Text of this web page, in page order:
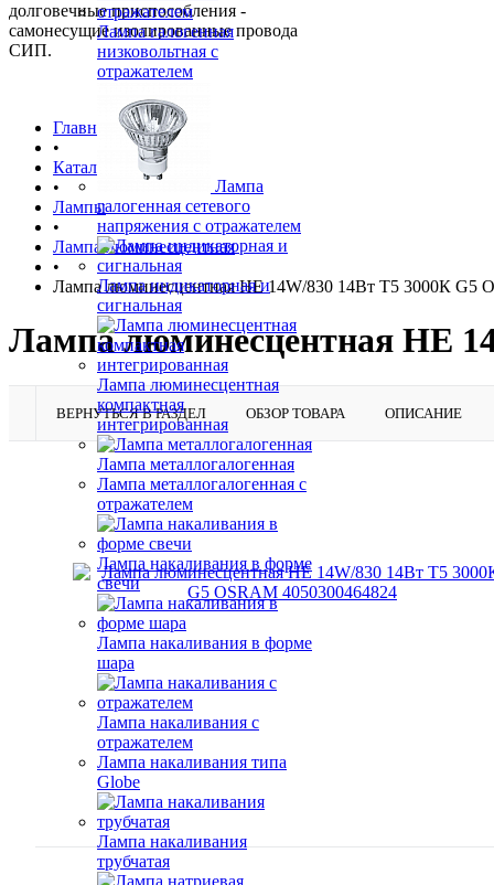
Лампа галогенная
низковольтная с
отражателем
Лампа
галогенная сетевого
напряжения с отражателем
Лампа индикаторная и
сигнальная
Лампа люминесцентная
компактная
интегрированная
Лампа металлогалогенная
Лампа металлогалогенная с
отражателем
Лампа накаливания в форме
свечи
Лампа накаливания в форме
шара
Лампа накаливания с
отражателем
Лампа накаливания типа
Globe
Лампа накаливания
трубчатая
долговечные приспособления -
самонесущие изолированные провода
СИП.
Главная страница
•
Каталог товаров
•
Лампы
•
Лампа люминесцентная
•
Лампа люминесцентная HE 14W/830 14Вт T5 3000К G5
Лампа люминесцентная HE
ВЕРНУТЬСЯ В РАЗДЕЛ ОБЗОР ТОВАРА ОПИСАНИЕ